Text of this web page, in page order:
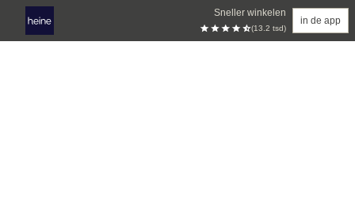
Sneller winkelen
(13.2 tsd)
in de app